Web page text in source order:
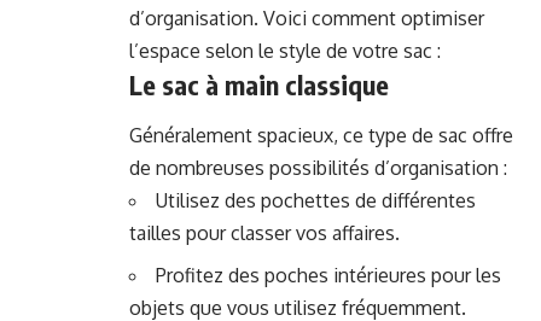
d’organisation. Voici comment optimiser
l’espace selon le style de votre sac :
Le sac à main classique
Généralement spacieux, ce type de sac offre
de nombreuses possibilités d’organisation :
Utilisez des pochettes de différentes
tailles pour classer vos affaires.
Profitez des poches intérieures pour les
objets que vous utilisez fréquemment.